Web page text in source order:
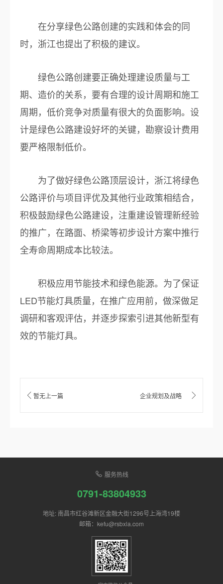
在分享绿色公路创建的实践和体会的同
时，浙江也提出了积极的建议。
绿色公路创建要正确处理建设质量与工
期、造价的关系，要有合理的设计周期和施工
周期，低价竞争对质量有很大的负面影响。设
计是绿色公路建设好坏的关键，勘察设计费用
要严格限制低价。
为了做好绿色公路顶层设计，浙江将绿色
公路评价与项目评优及其他行业政策相结合，
积极鼓励绿色公路建设，注重建设管理新经验
的推广，在路面、桥梁等初步设计方案中推行
全寿命周期成本比较法。
积极应用节能技术和绿色能源。为了保证
LED节能灯具质量，在推广应用前，做深做足
调研和客观评估，并逐步探索引进其他新型有
效的节能灯具。
暂无上一篇 企业规划及战略
服务热线
0791-83804933
地址: 南昌市红谷滩新区金融大街1296号上海湾19楼
邮箱：kefu@rsbxla.com